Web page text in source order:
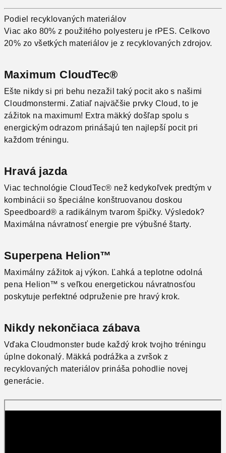
Podiel recyklovaných materiálov
Viac ako 80% z použitého polyesteru je rPES. Celkovo
20% zo všetkých materiálov je z recyklovaných zdrojov.
Maximum CloudTec®
Ešte nikdy si pri behu nezažil taký pocit ako s našimi
Cloudmonstermi. Zatiaľ najväčšie prvky Cloud, to je
zážitok na maximum! Extra mäkký došľap spolu s
energickým odrazom prinášajú ten najlepší pocit pri
každom tréningu.
Hravá jazda
Viac technológie CloudTec® než kedykoľvek predtým v
kombinácii so špeciálne konštruovanou doskou
Speedboard® a radikálnym tvarom špičky. Výsledok?
Maximálna návratnosť energie pre výbušné štarty.
Superpena Helion™
Maximálny zážitok aj výkon. Ľahká a teplotne odolná
pena Helion™ s veľkou energetickou návratnosťou
poskytuje perfektné odpruženie pre hravý krok.
Nikdy nekončiaca zábava
Vďaka Cloudmonster bude každý krok tvojho tréningu
úplne dokonalý. Mäkká podrážka a zvršok z
recyklovaných materiálov prináša pohodlie novej
generácie.